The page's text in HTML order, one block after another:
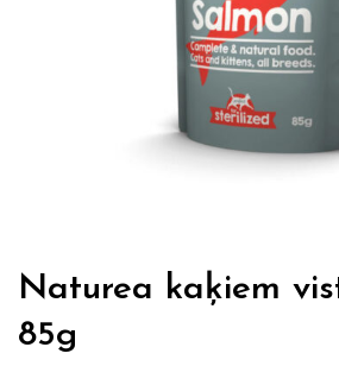
Naturea kaķiem
85g